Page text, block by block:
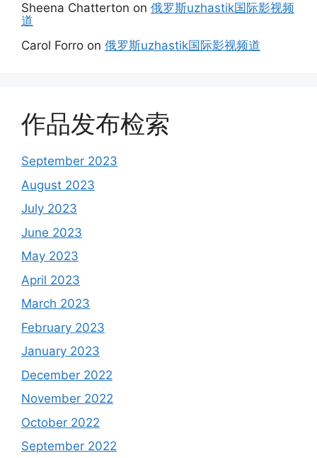
Sheena Chatterton on 俄罗斯uzhastik国际影视频
道
Carol Forro on 俄罗斯uzhastik国际影视频道
作品发布检索
September 2023
August 2023
July 2023
June 2023
May 2023
April 2023
March 2023
February 2023
January 2023
December 2022
November 2022
October 2022
September 2022